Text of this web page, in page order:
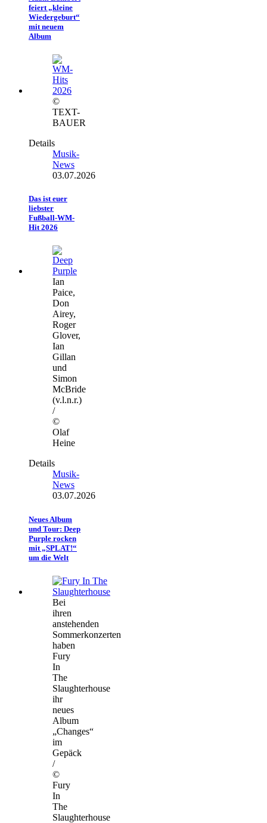
feiert „kleine
Wiedergeburt“
mit neuem
Album
©
TEXT-
BAUER
Details
Musik-
News
03.07.2026
Das ist euer
liebster
Fußball-WM-
Hit 2026
Ian
Paice,
Don
Airey,
Roger
Glover,
Ian
Gillan
und
Simon
McBride
(v.l.n.r.)
/
©
Olaf
Heine
Details
Musik-
News
03.07.2026
Neues Album
und Tour: Deep
Purple rocken
mit „SPLAT!“
um die Welt
Bei
ihren
anstehenden
Sommerkonzerten
haben
Fury
In
The
Slaughterhouse
ihr
neues
Album
„Changes“
im
Gepäck
/
©
Fury
In
The
Slaughterhouse